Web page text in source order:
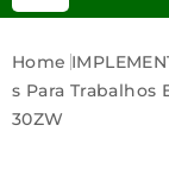
Home
S Para Trabalhos
30ZW